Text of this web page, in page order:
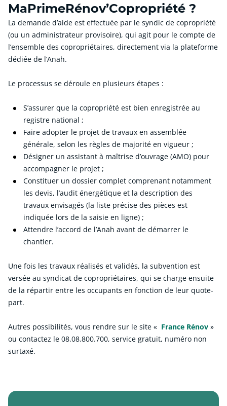
MaPrimeRénov’Copropriété ?
La demande d’aide est effectuée par le syndic de copropriété
(ou un administrateur provisoire), qui agit pour le compte de
l’ensemble des copropriétaires, directement via la plateforme
dédiée de l’Anah.
Le processus se déroule en plusieurs étapes :
S’assurer que la copropriété est bien enregistrée au
registre national ;
Faire adopter le projet de travaux en assemblée
générale, selon les règles de majorité en vigueur ;
Désigner un assistant à maîtrise d’ouvrage (AMO) pour
accompagner le projet ;
Constituer un dossier complet comprenant notamment
les devis, l’audit énergétique et la description des
travaux envisagés (la liste précise des pièces est
indiquée lors de la saisie en ligne) ;
Attendre l’accord de l’Anah avant de démarrer le
chantier.
Une fois les travaux réalisés et validés, la subvention est
versée au syndicat de copropriétaires, qui se charge ensuite
de la répartir entre les occupants en fonction de leur quote-
part.
Autres possibilités, vous rendre sur le site « France Rénov »
ou contactez le 08.08.800.700, service gratuit, numéro non
surtaxé.